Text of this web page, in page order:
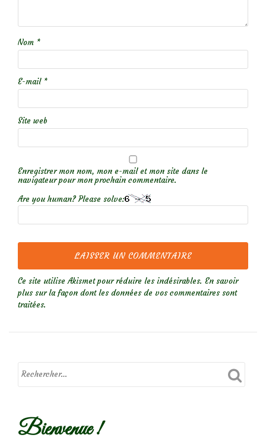
Nom *
E-mail *
Site web
Enregistrer mon nom, mon e-mail et mon site dans le
navigateur pour mon prochain commentaire.
Are you human? Please solve:
Ce site utilise Akismet pour réduire les indésirables. En savoir
plus sur la façon dont les données de vos commentaires sont
traitées.
Bienvenue !